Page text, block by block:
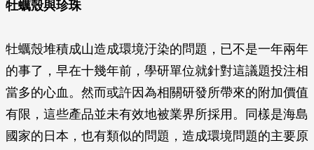
牡蠣殼與珍珠
牡蠣殼堆積成山造成環境汙染的問題，已不是一年兩年
的事了，早在十幾年前，學研單位就針對這議題投注相
當多的心血。然而或許因為相關研發所帶來的附加價值
有限，這些產品並未有效地被業界所採用。同樣是海島
國家的日本，也有類似的問題，造成環境問題的主要原